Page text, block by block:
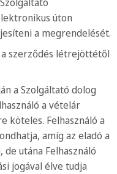
úton
a megrendelését.
szerződés létrejöttétől
a Szolgáltató dolog
a vételár
köteles. Felhasználó a
amíg az eladó a
utána Felhasználó
jogával élve tudja